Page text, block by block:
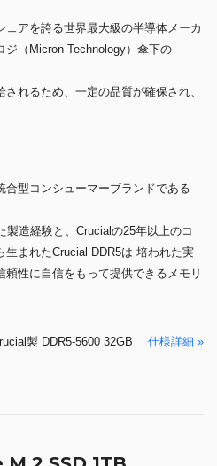
ェアを誇る世界最大級の半導体メーカ
ジ（Micron Technology）傘下の
れるため、一定の品質が確保され、
合型コンシューマーブランドである
製造経験と、Crucialの25年以上のコ
生まれたCrucial DDR5は 培われた実
性に自信をもって提供できるメモリ
製 DDR5-5600 32GB 仕様詳細 »